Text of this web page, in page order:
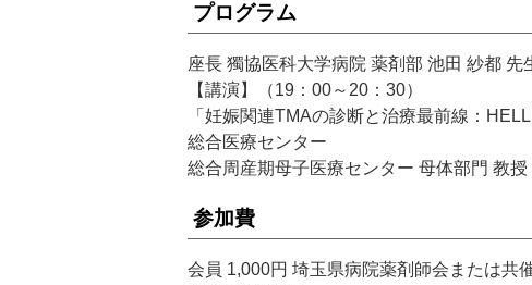
プログラム
座長 獨協医科大学病院 薬剤部 池田 紗都 先
【講演】（19：00～20：30）
「妊娠関連TMAの診断と治療最前線：
総合医療センター
総合周産期母子医療センター 母体部門 教授
参加費
会員 1,000円 埼玉県病院薬剤師会または共